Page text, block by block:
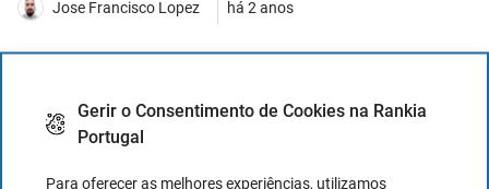
Gerir o Consentimento de Cookies na Rankia
Portugal
Para oferecer as melhores experiências, utilizamos
Jose Francisco Lopez há 2 anos
início
programação para criar estratégias automatizadas,